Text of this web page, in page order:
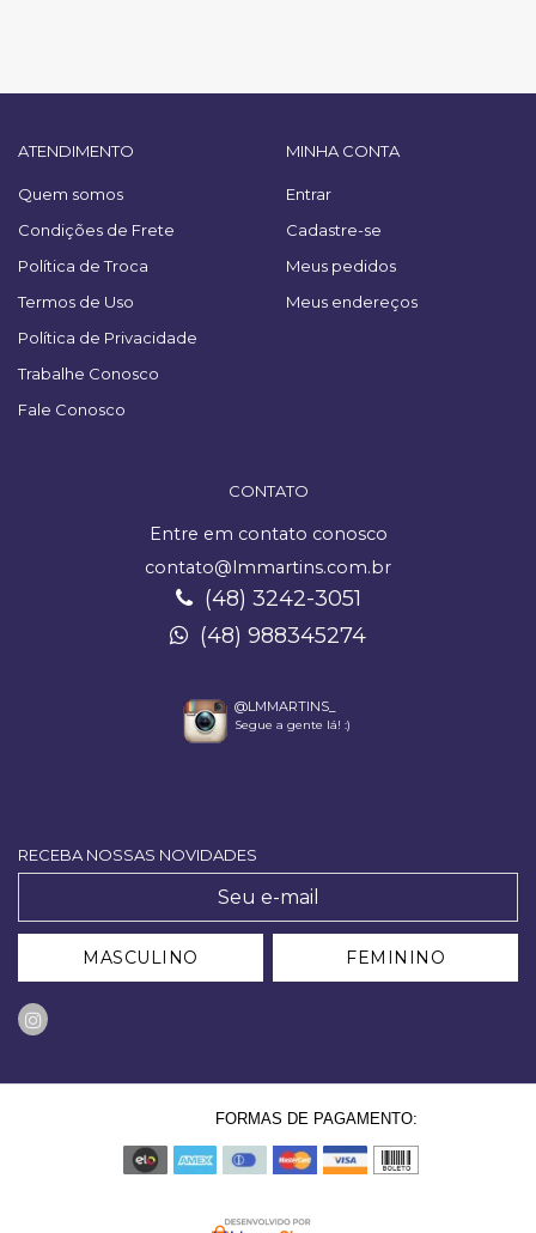
ATENDIMENTO
Quem somos
Condições de Frete
Política de Troca
Termos de Uso
Política de Privacidade
Trabalhe Conosco
Fale Conosco
MINHA CONTA
Entrar
Cadastre-se
Meus pedidos
Meus endereços
CONTATO
Entre em contato conosco
contato@lmmartins.com.br
(48) 3242-3051
(48) 988345274
@LMMARTINS_
Segue a gente lá! :)
RECEBA NOSSAS NOVIDADES
MASCULINO FEMININO
FORMAS DE PAGAMENTO: